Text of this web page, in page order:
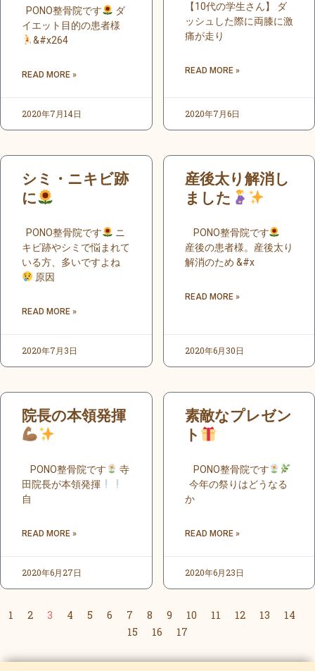
PONO整骨院です
ダ
イエット目的の患者様
‍&#x264
READ MORE »
2020年7月14日
【10代の学生さん】 ダ
ッシュした際に両膝に激
痛が走り
READ MORE »
2020年7月6日
シミ・ニキビ跡
に
PONO整骨院です
ニ
キビ跡やシミで悩まれて
いる方、多いですよね
原因
READ MORE »
2020年7月3日
産後太り解消し
ました
PONO整骨院です
産後の患者様。産後太り
解消のため &#x
READ MORE »
2020年6月30日
院長の本領発揮
PONO整骨院です
寺
田院長が本領発揮
自
READ MORE »
2020年6月27日
素敵なプレゼン
ト
PONO整骨院です
今年の祭りはどうなる
か
READ MORE »
2020年6月23日
1 2 3 4 5 6 7 8 9 10 11 12 13 14
15 16 17